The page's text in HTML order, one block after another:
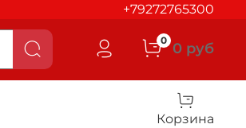
+79272765300
0 0 руб
Корзина